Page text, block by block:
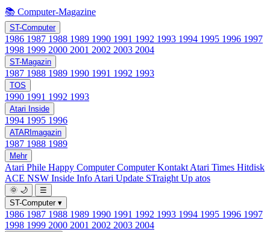
📚 Computer-Magazine
ST-Computer
1986 1987 1988 1989 1990 1991 1992 1993 1994 1995 1996 1997
1998 1999 2000 2001 2002 2003 2004
ST-Magazin
1987 1988 1989 1990 1991 1992 1993
TOS
1990 1991 1992 1993
Atari Inside
1994 1995 1996
ATARImagazin
1987 1988 1989
Mehr
Atari Phile Happy ComputerComputer Kontakt Atari Times Hitdisk
ACE NSW Inside Info Atari Update STraight Up atos
🌞 🌙
☰
ST-Computer ▾
1986 1987 1988 1989 1990 1991 1992 1993 1994 1995 1996 1997
1998 1999 2000 2001 2002 2003 2004